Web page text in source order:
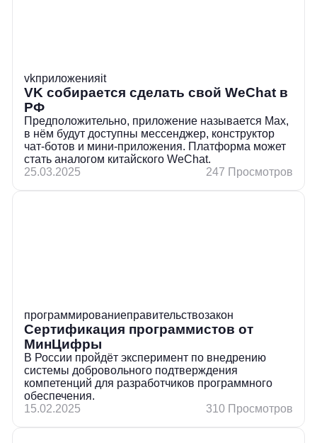
vkприложенияit
VK собирается сделать свой WeChat в
РФ
Предположительно, приложение называется Max,
в нём будут доступны мессенджер, конструктор
чат-ботов и мини-приложения. Платформа может
стать аналогом китайского WeChat.
25.03.2025
247 Просмотров
программированиеправительствозакон
Сертификация программистов от
МинЦифры
В России пройдёт эксперимент по внедрению
системы добровольного подтверждения
компетенций для разработчиков программного
обеспечения.
15.02.2025
310 Просмотров